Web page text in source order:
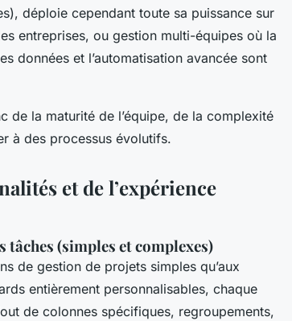
déploie cependant toute sa puissance sur
entreprises, ou gestion multi-équipes où la
données et l’automatisation avancée sont
de la maturité de l’équipe, de la complexité
à des processus évolutifs.
et de l’expérience
(simples et complexes)
de gestion de projets simples qu’aux
entièrement personnalisables, chaque
de colonnes spécifiques, regroupements,